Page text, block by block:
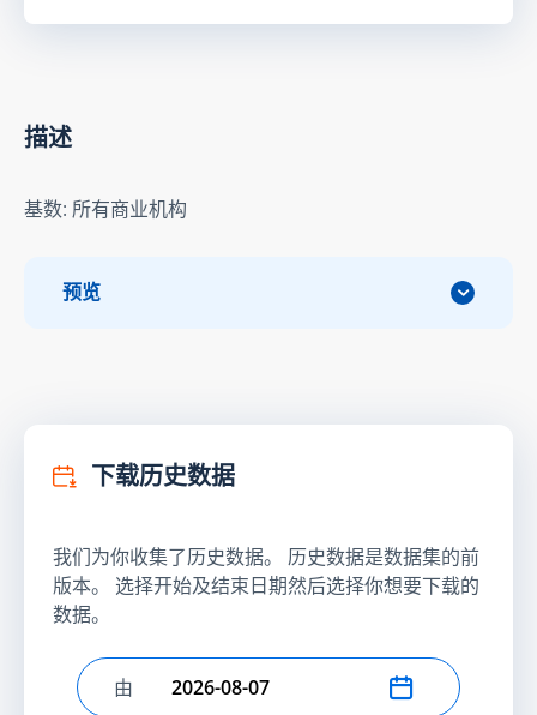
描述
基数: 所有商业机构
预览
下载历史数据
我们为你收集了历史数据。 历史数据是数据集的前
版本。 选择开始及结束日期然后选择你想要下载的
数据。
选择开始日期
由